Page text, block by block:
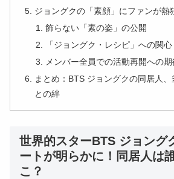
ジョングクの「素顔」にファンが熱
飾らない「素の姿」の公開
「ジョングク・レシピ」への関心
メンバー全員での活動再開への期
まとめ：BTS ジョングクの同居人
との絆
世界的スターBTS ジョング
ートが明らかに！同居人は
こ？